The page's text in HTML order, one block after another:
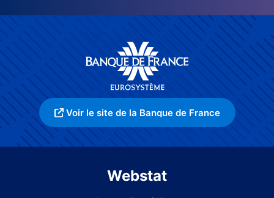
Voir le site de la Banque de France
Webstat